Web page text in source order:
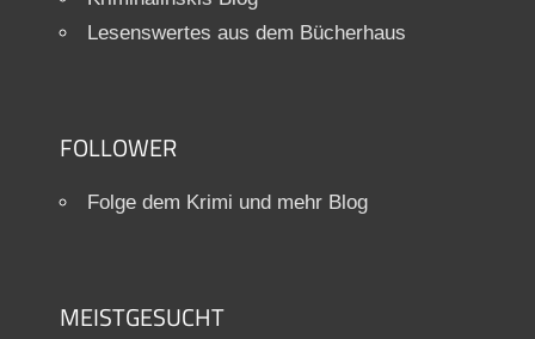
Lesenswertes aus dem Bücherhaus
FOLLOWER
Folge dem Krimi und mehr Blog
MEISTGESUCHT